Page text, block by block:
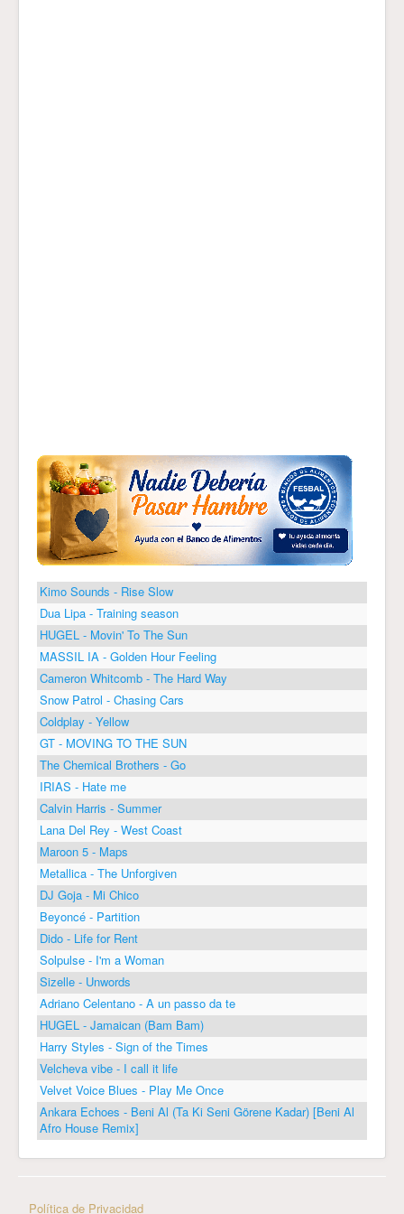
Kimo Sounds - Rise Slow
Dua Lipa - Training season
HUGEL - Movin' To The Sun
MASSIL IA - Golden Hour Feeling
Cameron Whitcomb - The Hard Way
Snow Patrol - Chasing Cars
Coldplay - Yellow
GT - MOVING TO THE SUN
The Chemical Brothers - Go
IRIAS - Hate me
Calvin Harris - Summer
Lana Del Rey - West Coast
Maroon 5 - Maps
Metallica - The Unforgiven
DJ Goja - Mi Chico
Beyoncé - Partition
Dido - Life for Rent
Solpulse - I'm a Woman
Sizelle - Unwords
Adriano Celentano - A un passo da te
HUGEL - Jamaican (Bam Bam)
Harry Styles - Sign of the Times
Velcheva vibe - I call it life
Velvet Voice Blues - Play Me Once
Ankara Echoes - Beni Al (Ta Ki Seni Görene Kadar) [Beni Al
Afro House Remix]
Política de Privacidad